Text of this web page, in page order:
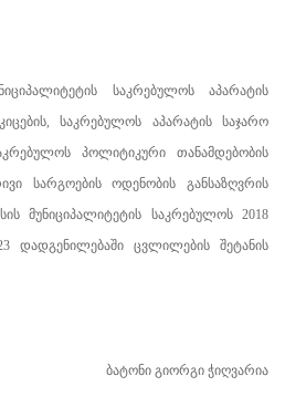
საკრებულოს აპარატის
საკრებულოს აპარატის საჯარო
პოლიტიკური თანამდებობის
სარგოების ოდენობის განსაზღვრის
მუნიციპალიტეტის საკრებულოს 2018
დადგენილებაში ცვლილების შეტანის
ბატონი გიორგი ჭიღვარია